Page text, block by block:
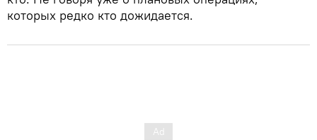
которых редко кто дожидается.